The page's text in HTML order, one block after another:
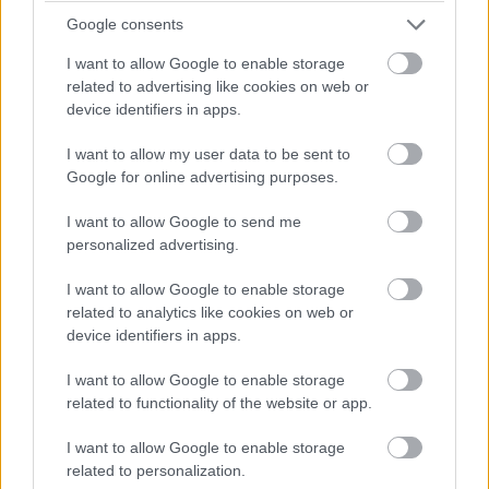
Google consents
I want to allow Google to enable storage
related to advertising like cookies on web or
device identifiers in apps.
I want to allow my user data to be sent to
Google for online advertising purposes.
I want to allow Google to send me
personalized advertising.
I want to allow Google to enable storage
related to analytics like cookies on web or
device identifiers in apps.
I want to allow Google to enable storage
related to functionality of the website or app.
I want to allow Google to enable storage
related to personalization.
helyszínéül szolgáló Londonba tudott repülni.
volt, Basinger pedig szőke, Bob Kane elárulta, hogy
valójában tényleg szőke lett volna a figura, azonban egy
színezési hiba miatt lett az első megjelenésekor vörös.
. Billy Dee Williams annak reményében vállalta el